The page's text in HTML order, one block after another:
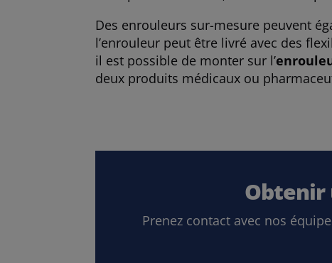
Des enrouleurs sur-mesure peuvent
l’enrouleur peut être livré avec des
il est possible de monter sur l’
deux produits médicaux ou
Obtenir
Prenez contact avec nos